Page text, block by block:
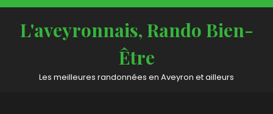
Skip
contentL'aveyronnais, Rando Bien-
Être
Les meilleures randonnées en Aveyron et ailleurs